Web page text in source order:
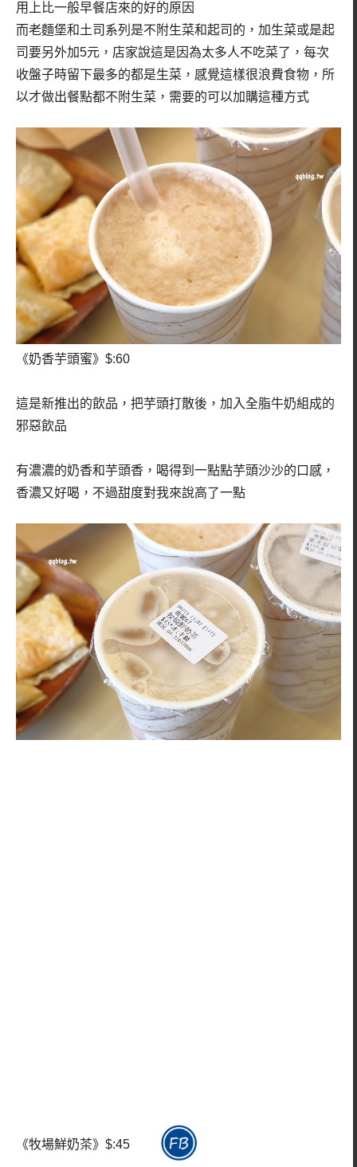
用上比一般早餐店來的好的原因
而老麵堡和土司系列是不附生菜和起司的，加生菜或是起
司要另外加5元，店家說這是因為太多人不吃菜了，每次
收盤子時留下最多的都是生菜，感覺這樣很浪費食物，所
以才做出餐點都不附生菜，需要的可以加購這種方式
《奶香芋頭蜜》$:60
這是新推出的飲品，把芋頭打散後，加入全脂牛奶組成的
邪惡飲品
有濃濃的奶香和芋頭香，喝得到一點點芋頭沙沙的口感，
香濃又好喝，不過甜度對我來說高了一點
《牧場鮮奶茶》$:45